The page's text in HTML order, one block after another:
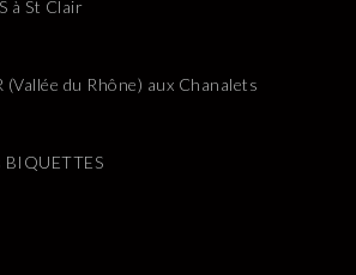
à St Clair
du Rhône) aux Chanalets
BIQUETTES